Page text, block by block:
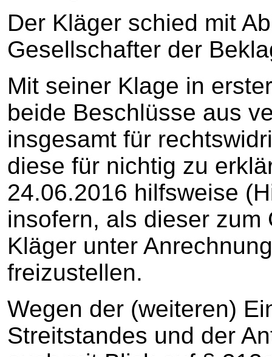
Der Kläger schied mit
Gesellschafter der
Mit seiner Klage in
beide Beschlüsse aus
insgesamt für
diese für nichtig zu
24.06.2016 hilfsweise
insofern, als dieser zum
Kläger unter
freizustellen.
Wegen der (weiteren)
Streitstandes und der